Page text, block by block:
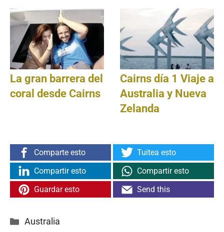
La gran barrera del
coral desde Cairns
Cairns día 1 Viaje a
Australia y Nueva
Zelanda
Comparte esto
Tuitea esto
Compartir esto
Compartir esto
Guardar esto
Send this
Categorías
Australia